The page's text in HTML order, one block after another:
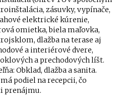
zásuvky, vypínače,
elektrické kúrenie,
omietka, biela maľovka,
dlažba na terase aj
a interiérové dvere,
a prechodových líšt.
Obklad, dlažba a sanita.
podiel na recepcii, čo
prenájmu.